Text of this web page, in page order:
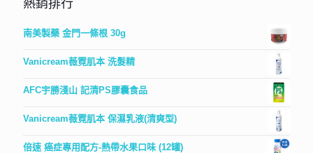
熱銷排行
南美製藥 金門一條根 30g
Vanicream薇霓肌本 洗髮精
AFC宇勝淺山 記清PS膠囊食品
Vanicream薇霓肌本 保濕乳液(清爽型)
倍速 癌症專用配方-熱帶水果口味 (12罐)